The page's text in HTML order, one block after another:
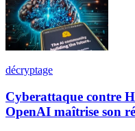
décryptage
Cyberattaque contre
OpenAI maîtrise son